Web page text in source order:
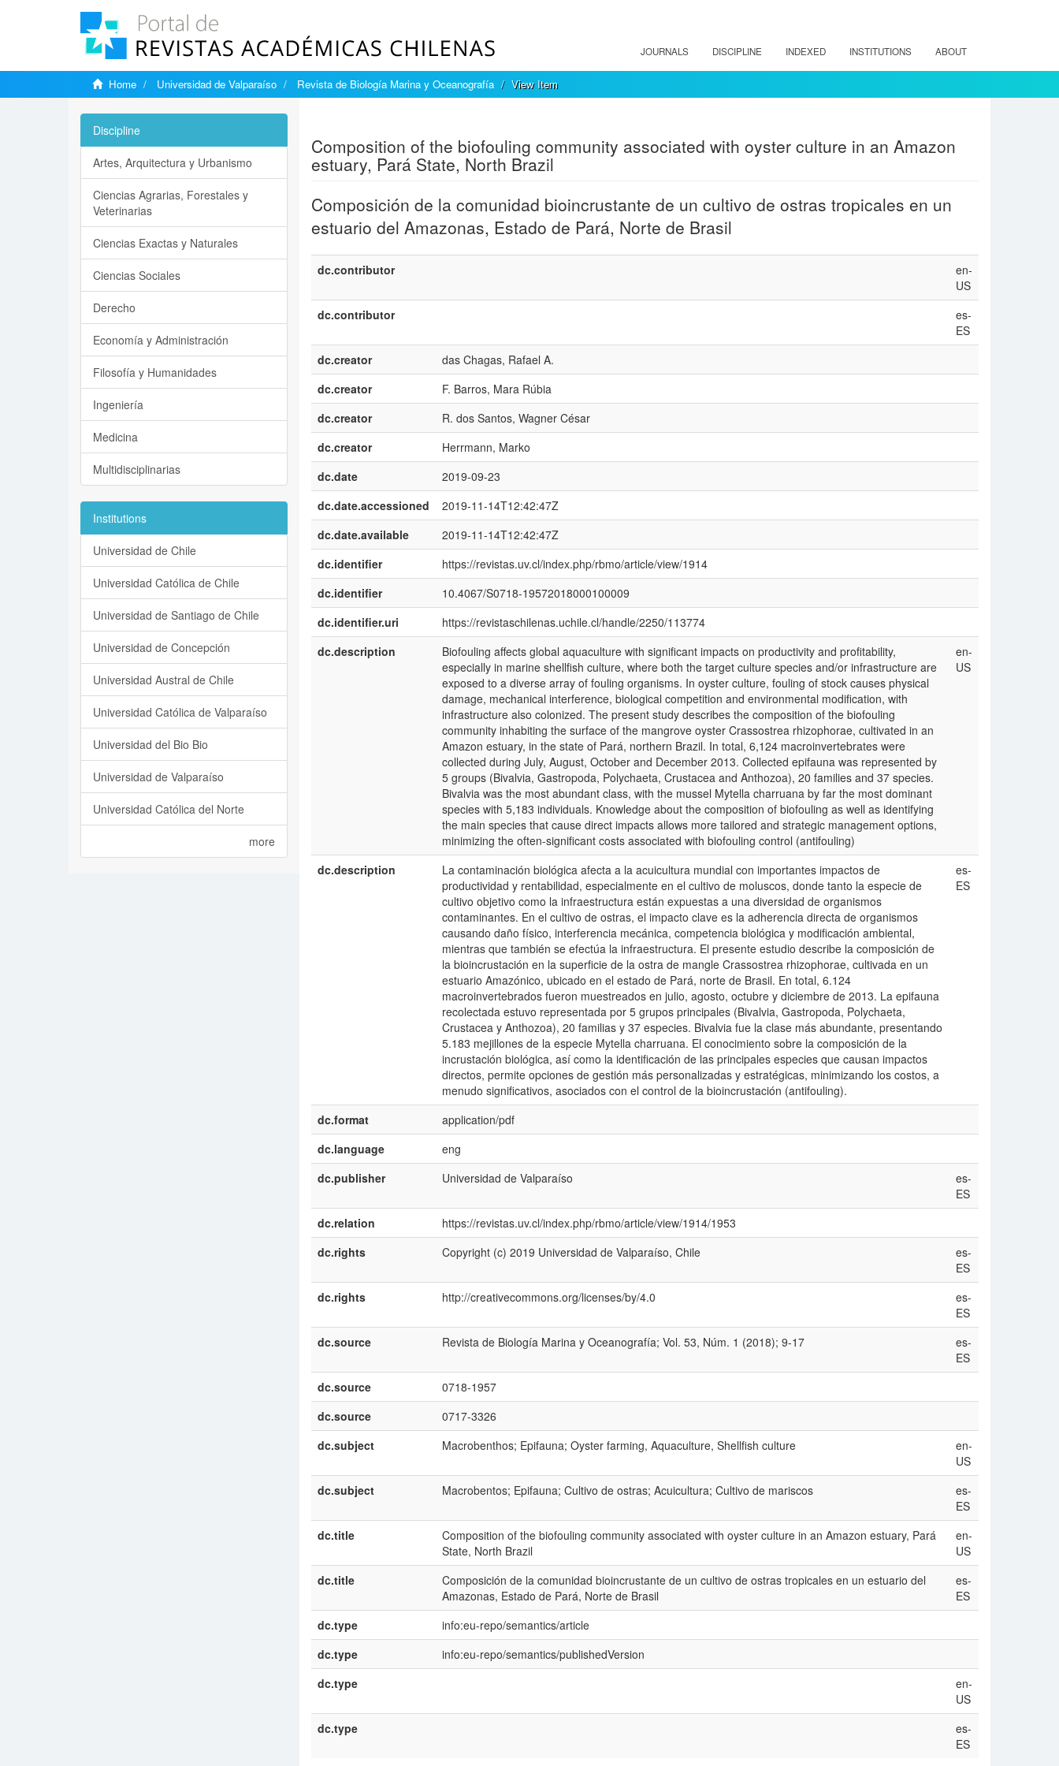
JOURNALS DISCIPLINE INDEXED INSTITUTIONS ABOUT
Home Universidad de Valparaíso Revista de Biología Marina y Oceanografía View Item
Composition of the biofouling community associated with oyster culture in an Amazon
estuary, Pará State, North Brazil
Composición de la comunidad bioincrustante de un cultivo de ostras tropicales en un
estuario del Amazonas, Estado de Pará, Norte de Brasil
dc.contributor
en-
US
dc.contributor
es-
ES
dc.creator
das Chagas, Rafael A.
dc.creator
F. Barros, Mara Rúbia
dc.creator
R. dos Santos, Wagner César
dc.creator
Herrmann, Marko
dc.date
2019-09-23
dc.date.accessioned
2019-11-14T12:42:47Z
dc.date.available
2019-11-14T12:42:47Z
dc.identifier
https://revistas.uv.cl/index.php/rbmo/article/view/1914
dc.identifier
10.4067/S0718-19572018000100009
dc.identifier.uri
https://revistaschilenas.uchile.cl/handle/2250/113774
dc.description
Biofouling affects global aquaculture with significant impacts on productivity and profitability,
especially in marine shellfish culture, where both the target culture species and/or infrastructure are
exposed to a diverse array of fouling organisms. In oyster culture, fouling of stock causes physical
damage, mechanical interference, biological competition and environmental modification, with
infrastructure also colonized. The present study describes the composition of the biofouling
community inhabiting the surface of the mangrove oyster Crassostrea rhizophorae, cultivated in an
Amazon estuary, in the state of Pará, northern Brazil. In total, 6,124 macroinvertebrates were
collected during July, August, October and December 2013. Collected epifauna was represented by
5 groups (Bivalvia, Gastropoda, Polychaeta, Crustacea and Anthozoa), 20 families and 37 species.
Bivalvia was the most abundant class, with the mussel Mytella charruana by far the most dominant
species with 5,183 individuals. Knowledge about the composition of biofouling as well as identifying
the main species that cause direct impacts allows more tailored and strategic management options,
minimizing the often-significant costs associated with biofouling control (antifouling)
en-
US
dc.description
La contaminación biológica afecta a la acuicultura mundial con importantes impactos de
productividad y rentabilidad, especialmente en el cultivo de moluscos, donde tanto la especie de
cultivo objetivo como la infraestructura están expuestas a una diversidad de organismos
contaminantes. En el cultivo de ostras, el impacto clave es la adherencia directa de organismos
causando daño físico, interferencia mecánica, competencia biológica y modificación ambiental,
mientras que también se efectúa la infraestructura. El presente estudio describe la composición de
la bioincrustación en la superficie de la ostra de mangle Crassostrea rhizophorae, cultivada en un
estuario Amazónico, ubicado en el estado de Pará, norte de Brasil. En total, 6.124
macroinvertebrados fueron muestreados en julio, agosto, octubre y diciembre de 2013. La epifauna
recolectada estuvo representada por 5 grupos principales (Bivalvia, Gastropoda, Polychaeta,
Crustacea y Anthozoa), 20 familias y 37 especies. Bivalvia fue la clase más abundante, presentando
5.183 mejillones de la especie Mytella charruana. El conocimiento sobre la composición de la
incrustación biológica, así como la identificación de las principales especies que causan impactos
directos, permite opciones de gestión más personalizadas y estratégicas, minimizando los costos, a
menudo significativos, asociados con el control de la bioincrustación (antifouling).
es-
ES
dc.format
application/pdf
dc.language
eng
dc.publisher
Universidad de Valparaíso
es-
ES
dc.relation
https://revistas.uv.cl/index.php/rbmo/article/view/1914/1953
dc.rights
Copyright (c) 2019 Universidad de Valparaíso, Chile
es-
ES
dc.rights
http://creativecommons.org/licenses/by/4.0
es-
ES
dc.source
Revista de Biología Marina y Oceanografía; Vol. 53, Núm. 1 (2018); 9-17
es-
ES
dc.source
0718-1957
dc.source
0717-3326
dc.subject
Macrobenthos; Epifauna; Oyster farming, Aquaculture, Shellfish culture
en-
US
dc.subject
Macrobentos; Epifauna; Cultivo de ostras; Acuicultura; Cultivo de mariscos
es-
ES
dc.title
Composition of the biofouling community associated with oyster culture in an Amazon estuary, Pará
State, North Brazil
en-
US
dc.title
Composición de la comunidad bioincrustante de un cultivo de ostras tropicales en un estuario del
Amazonas, Estado de Pará, Norte de Brasil
es-
ES
dc.type
info:eu-repo/semantics/article
dc.type
info:eu-repo/semantics/publishedVersion
dc.type
en-
US
dc.type
es-
ES
Discipline
Artes, Arquitectura y Urbanismo
Ciencias Agrarias, Forestales y
Veterinarias
Ciencias Exactas y Naturales
Ciencias Sociales
Derecho
Economía y Administración
Filosofía y Humanidades
Ingeniería
Medicina
Multidisciplinarias
Institutions
Universidad de Chile
Universidad Católica de Chile
Universidad de Santiago de Chile
Universidad de Concepción
Universidad Austral de Chile
Universidad Católica de Valparaíso
Universidad del Bio Bio
Universidad de Valparaíso
Universidad Católica del Norte
more